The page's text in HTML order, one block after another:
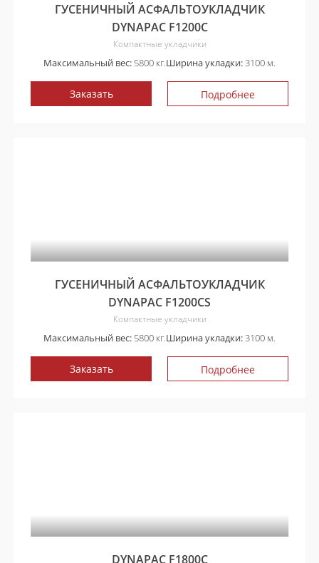
ГУСЕНИЧНЫЙ АСФАЛЬТОУКЛАДЧИК
DYNAPAC F1200C
Компактные укладчики
Максимальный вес: 5800 кг.Ширина укладки:3100 м.
Заказать Подробнее
ГУСЕНИЧНЫЙ АСФАЛЬТОУКЛАДЧИК
DYNAPAC F1200CS
Компактные укладчики
Максимальный вес: 5800 кг.Ширина укладки:3100 м.
Заказать Подробнее
DYNAPAC F1800C